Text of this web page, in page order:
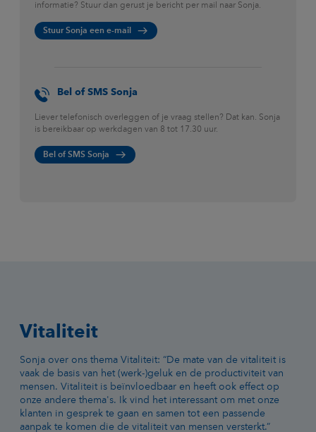
informatie? Stuur dan gerust je bericht per mail naar Sonja.
Stuur Sonja een e-mail
Bel of SMS Sonja
Liever telefonisch overleggen of je vraag stellen? Dat kan. Sonja
is bereikbaar op werkdagen van 8 tot 17.30 uur.
Bel of SMS Sonja
Vitaliteit
Sonja over ons thema Vitaliteit: “De mate van de vitaliteit is
vaak de basis van het (werk-)geluk en de productiviteit van
mensen. Vitaliteit is beïnvloedbaar en heeft ook effect op
onze andere thema's. Ik vind het interessant om met onze
klanten in gesprek te gaan en samen tot een passende
aanpak te komen die de vitaliteit van mensen versterkt.”